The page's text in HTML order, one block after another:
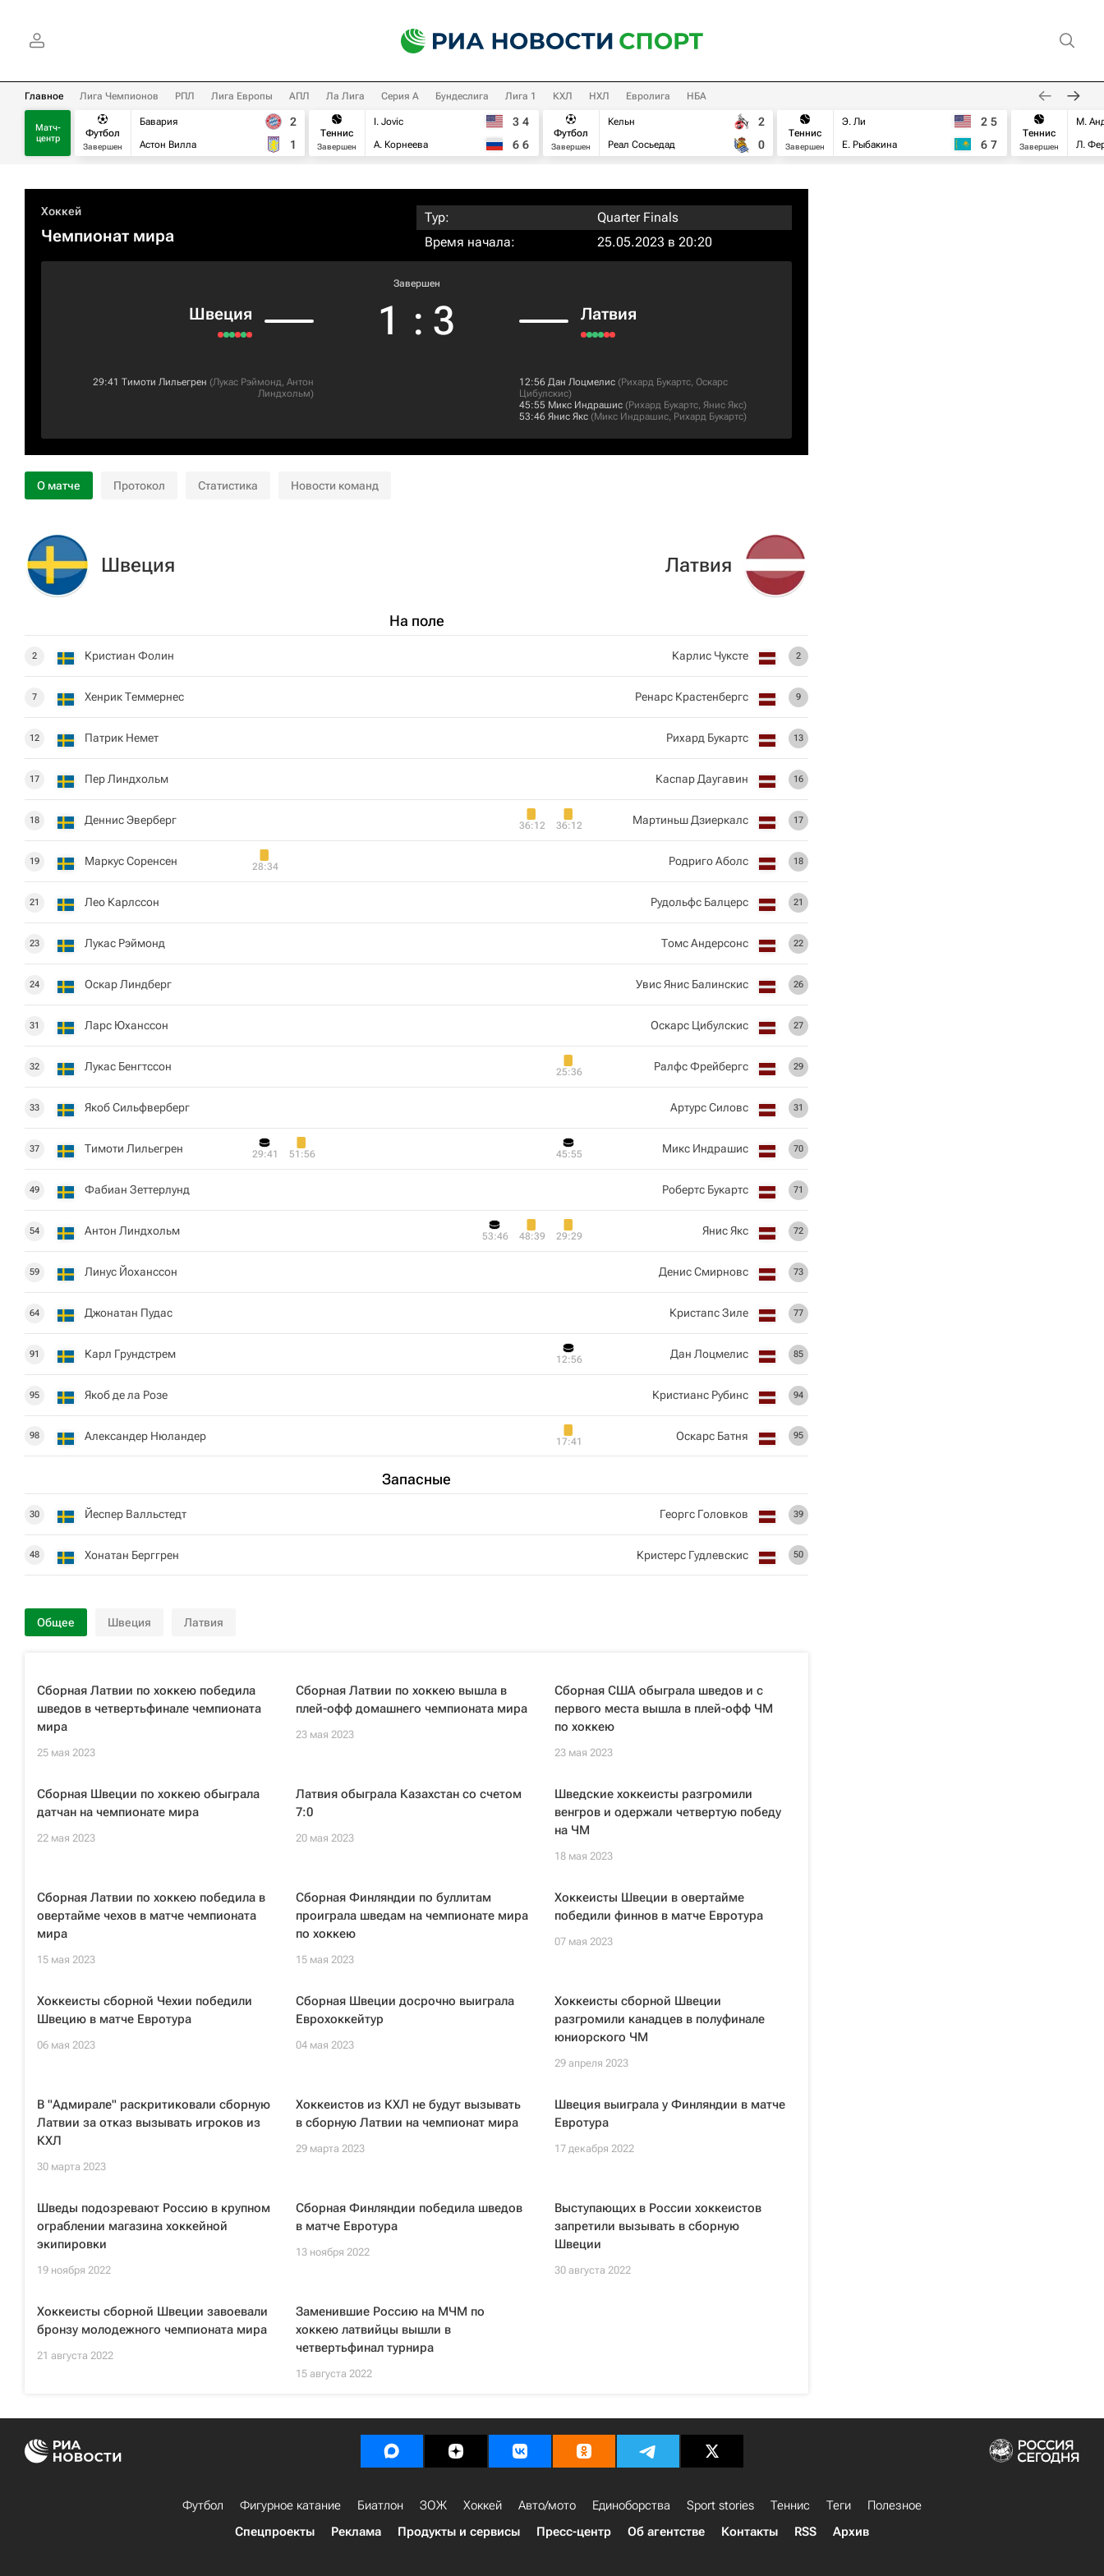
Главное Лига Чемпионов РПЛ Лига Европы АПЛ Ла Лига Серия А Бундеслига Лига 1 КХЛ НХЛ Евролига НБА
Матч-
центр
Футбол
Завершен
Бавария
Астон Вилла
2
1
Теннис
Завершен
I. Jovic
А. Корнеева
3 4
6 6
Футбол
Завершен
Кельн
Реал Сосьедад
2
0
Теннис
Завершен
Э. Ли
Е. Рыбакина
2 5
6 7
Теннис
Завершен
М.
Л.
Хоккей
Чемпионат мира
Тур:
Quarter Finals
Время начала:
25.05.2023 в 20:20
Швеция
Завершен
1 : 3 Латвия
29:41 Тимоти Лильегрен (Лукас Рэймонд, Антон
Линдхольм)
12:56 Дан Лоцмелис (Рихард Букартс, Оскарс
Цибулскис)
45:55 Микс Индрашис (Рихард Букартс, Янис Якс)
53:46 Янис Якс (Микс Индрашис, Рихард Букартс)
О матче Протокол Статистика Новости команд
Швеция
На поле
2 Кристиан Фолин
7 Хенрик Теммернес
12 Патрик Немет
17 Пер Линдхольм
18 Деннис Эверберг
19 Маркус Соренсен 28:34
21 Лео Карлссон
23 Лукас Рэймонд
24 Оскар Линдберг
31 Ларс Юханссон
32 Лукас Бенгтссон
33 Якоб Сильфверберг
37 Тимоти Лильегрен 29:41 51:56
49 Фабиан Зеттерлунд
54 Антон Линдхольм
59 Линус Йоханссон
64 Джонатан Пудас
91 Карл Грундстрем
95 Якоб де ла Розе
98 Александер Нюландер
Запасные
30 Йеспер Валльстедт
48 Хонатан Берггрен
Латвия
2
Карлис Чуксте
9
Ренарс Крастенбергс
13
Рихард Букартс
16
Каспар Даугавин
17
Мартиньш Дзиеркалс
36:12
36:12
18
Родриго Аболс
21
Рудольфс Балцерс
22
Томс Андерсонс
26
Увис Янис Балинскис
27
Оскарс Цибулскис
29
Ралфс Фрейбергс
25:36
31
Артурс Силовс
70
Микс Индрашис
45:55
71
Робертс Букартс
72
Янис Якс
29:29
48:39
53:46
73
Денис Смирновс
77
Кристапс Зиле
85
Дан Лоцмелис
12:56
94
Кристианс Рубинс
95
Оскарс Батня
17:41
39
Георгс Головков
50
Кристерс Гудлевскис
Общее Швеция Латвия
Сборная Латвии по хоккею победила
шведов в четвертьфинале чемпионата
мира
25 мая 2023
Сборная Латвии по хоккею вышла в
плей-офф домашнего чемпионата мира
23 мая 2023
Сборная США обыграла шведов и с
первого места вышла в плей-офф ЧМ
по хоккею
23 мая 2023
Сборная Швеции по хоккею обыграла
датчан на чемпионате мира
22 мая 2023
Латвия обыграла Казахстан со счетом
7:0
20 мая 2023
Шведские хоккеисты разгромили
венгров и одержали четвертую победу
на ЧМ
18 мая 2023
Сборная Латвии по хоккею победила в
овертайме чехов в матче чемпионата
мира
15 мая 2023
Сборная Финляндии по буллитам
проиграла шведам на чемпионате мира
по хоккею
15 мая 2023
Хоккеисты Швеции в овертайме
победили финнов в матче Евротура
07 мая 2023
Хоккеисты сборной Чехии победили
Швецию в матче Евротура
06 мая 2023
Сборная Швеции досрочно выиграла
Еврохоккейтур
04 мая 2023
Хоккеисты сборной Швеции
разгромили канадцев в полуфинале
юниорского ЧМ
29 апреля 2023
В "Адмирале" раскритиковали сборную
Латвии за отказ вызывать игроков из
КХЛ
30 марта 2023
Хоккеистов из КХЛ не будут вызывать
в сборную Латвии на чемпионат мира
29 марта 2023
Швеция выиграла у Финляндии в матче
Евротура
17 декабря 2022
Шведы подозревают Россию в крупном
ограблении магазина хоккейной
экипировки
19 ноября 2022
Сборная Финляндии победила шведов
в матче Евротура
13 ноября 2022
Выступающих в России хоккеистов
запретили вызывать в сборную
Швеции
30 августа 2022
Хоккеисты сборной Швеции завоевали
бронзу молодежного чемпионата мира
21 августа 2022
Заменившие Россию на МЧМ по
хоккею латвийцы вышли в
четвертьфинал турнира
15 августа 2022
Футбол Фигурное катание Биатлон ЗОЖ Хоккей Авто/мото Единоборства Sport stories Теннис Теги
Полезное
Спецпроекты
Реклама Продукты и сервисы Пресс-центр Об агентстве Контакты RSS Архив